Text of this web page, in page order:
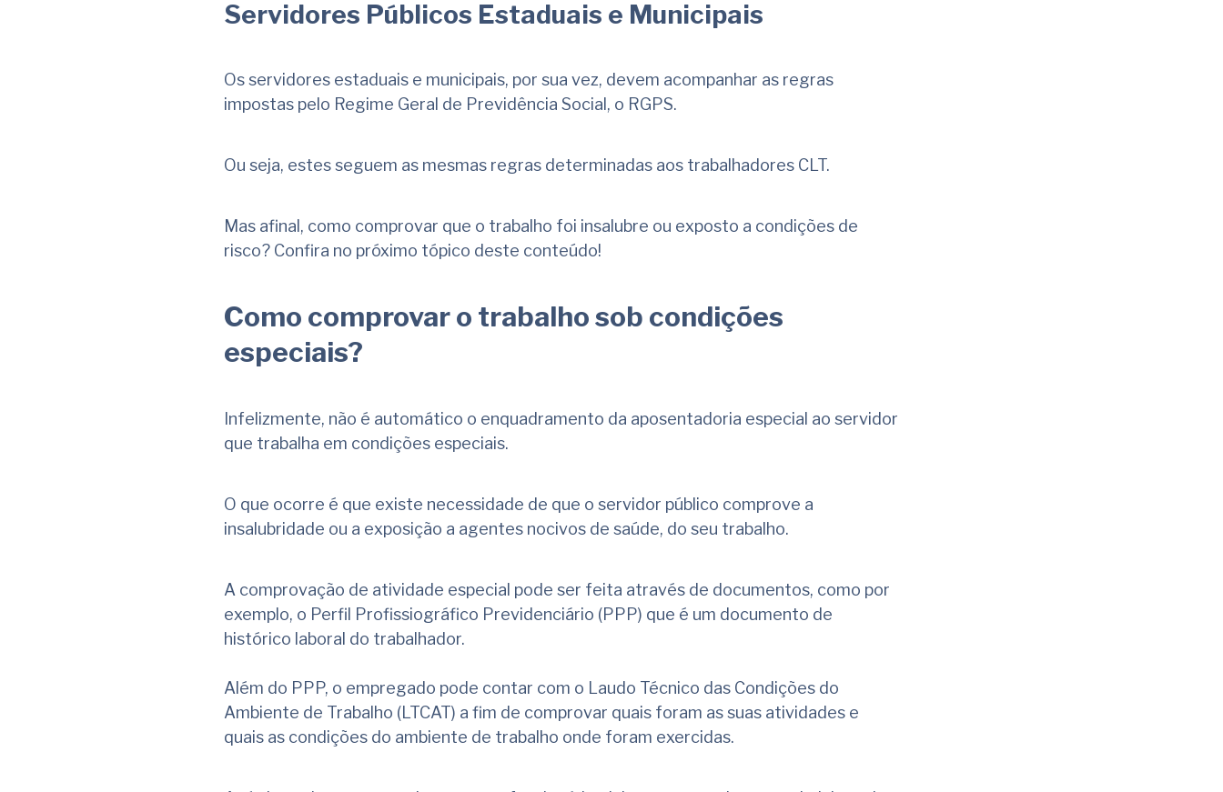
Servidores Públicos Estaduais e Municipais
Os servidores estaduais e municipais, por sua vez, devem acompanhar as regras
impostas pelo Regime Geral de Previdência Social, o RGPS.
Ou seja, estes seguem as mesmas regras determinadas aos trabalhadores CLT.
Mas afinal, como comprovar que o trabalho foi insalubre ou exposto a condições de
risco? Confira no próximo tópico deste conteúdo!
Como comprovar o trabalho sob condições
especiais?
Infelizmente, não é automático o enquadramento da aposentadoria especial ao servidor
que trabalha em condições especiais.
O que ocorre é que existe necessidade de que o servidor público comprove a
insalubridade ou a exposição a agentes nocivos de saúde, do seu trabalho.
A comprovação de atividade especial pode ser feita através de documentos, como por
exemplo, o Perfil Profissiográfico Previdenciário (PPP) que é um documento de
histórico laboral do trabalhador.
Além do PPP, o empregado pode contar com o Laudo Técnico das Condições do
Ambiente de Trabalho (LTCAT) a fim de comprovar quais foram as suas atividades e
quais as condições do ambiente de trabalho onde foram exercidas.